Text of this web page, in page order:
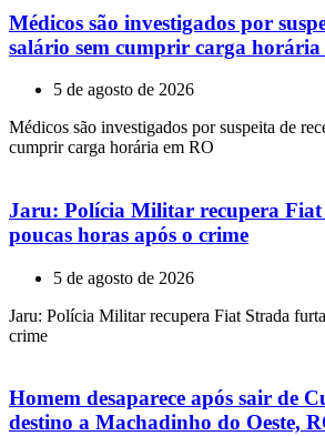
Médicos são investigados por
salário sem cumprir carga horária
5 de agosto de 2026
Médicos são investigados por suspeita de
cumprir carga horária em RO
Jaru: Polícia Militar recupera
poucas horas após o crime
5 de agosto de 2026
Jaru: Polícia Militar recupera Fiat Strada
crime
Homem desaparece após sair de
destino a Machadinho do Oeste,